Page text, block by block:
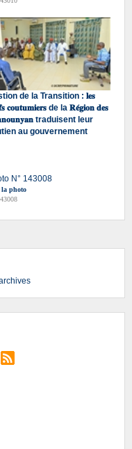
de la Transition : 𝐥𝐞𝐬
𝐜𝐨𝐮𝐭𝐮𝐦𝐢𝐞𝐫𝐬 de la 𝐑𝐞́𝐠𝐢𝐨𝐧 𝐝𝐞𝐬
traduisent leur
au gouvernement
N° 143008
la photo